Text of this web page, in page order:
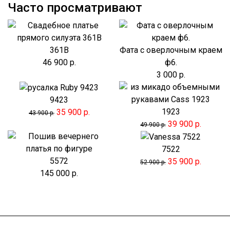
Часто просматривают
361B
46 900 р.
Фата с оверлочным краем
ф6.
3 000 р.
9423
43 900 р. 35 900 р. 1923
49 900 р. 39 900 р.
5572
145 000 р.
7522
52 900 р. 35 900 р.